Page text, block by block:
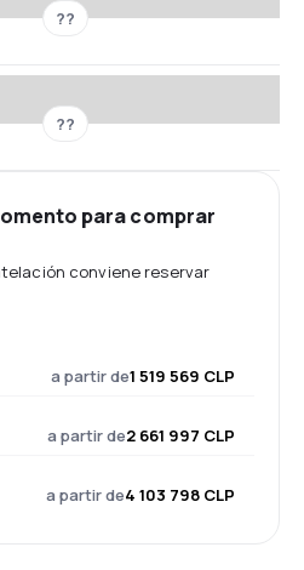
??
??
para comprar
conviene reservar
a partir de1 519 569 CLP
a partir de2 661 997 CLP
a partir de4 103 798 CLP